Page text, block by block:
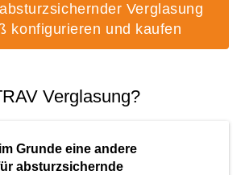
Holz
und Dekore
Verglasung
konfigurieren und kaufen
Verglasung?
Grunde eine andere
absturzsichernde